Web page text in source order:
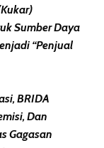
Sumber Daya
“penjual
BRIDA
Dan
Gagasan